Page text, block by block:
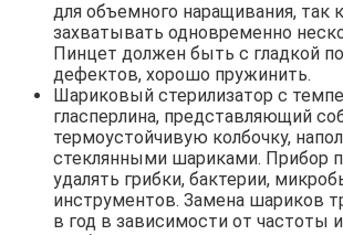
для объемного наращивания, так
захватывать одновременно
Пинцет должен быть с гладкой
дефектов, хорошо пружинить.
Шариковый стерилизатор с
гласперлина, представляющий
термоустойчивую колбочку,
стеклянными шариками. Прибор
удалять грибки, бактерии,
инструментов. Замена шариков
в год в зависимости от частоты